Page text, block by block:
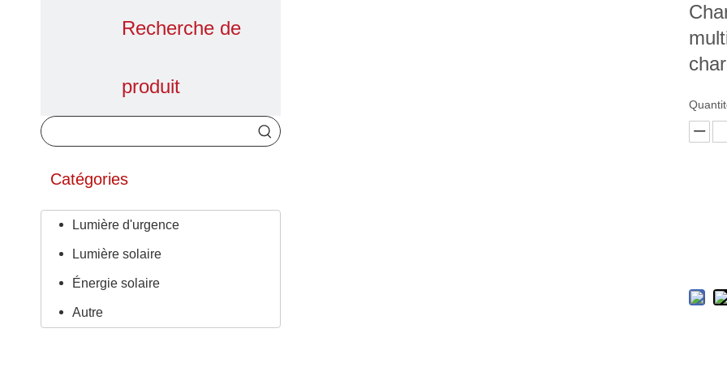
Recherche de
produit
Catégories
Lumière d'urgence
Lumière solaire
Énergie solaire
Autre